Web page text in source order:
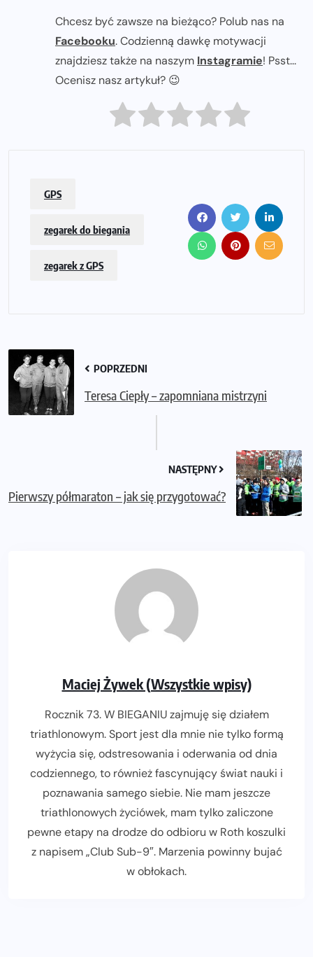
Chcesz być zawsze na bieżąco? Polub nas na
Facebooku. Codzienną dawkę motywacji
znajdziesz także na naszym Instagramie! Psst...
Ocenisz nasz artykuł? 😉
GPS
zegarek do biegania
zegarek z GPS
POPRZEDNI
Teresa Ciepły – zapomniana mistrzyni
NASTĘPNY
Pierwszy półmaraton – jak się przygotować?
Maciej Żywek (Wszystkie wpisy)
Rocznik 73. W BIEGANIU zajmuję się działem
triathlonowym. Sport jest dla mnie nie tylko formą
wyżycia się, odstresowania i oderwania od dnia
codziennego, to również fascynujący świat nauki i
poznawania samego siebie. Nie mam jeszcze
triathlonowych życiówek, mam tylko zaliczone
pewne etapy na drodze do odbioru w Roth koszulki
z napisem „Club Sub-9″. Marzenia powinny bujać
w obłokach.